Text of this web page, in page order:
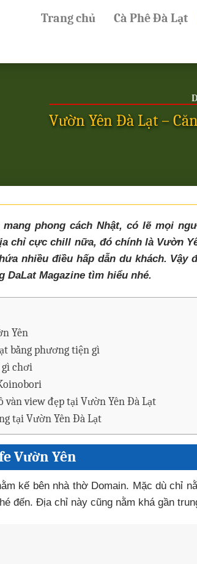
Trang chủ Cà Phê Đà Lạt
Vườn Yên Đà Lạt –
mang phong cách Nhật, có lẽ mọi
chỉ cực chill nữa, đó chính là Vườn
nhiều điều hấp dẫn du khách. Vậy
DaLat Magazine tìm hiểu nhé.
Yên
bằng phương tiện gì
gì chơi
vàn view đẹp tại Vườn Yên Đà Lạt
tại Vườn Yên Đà Lạt
Vườn Yên
kế bên nhà thờ Domain. Mặc dù chỉ
đến. Địa chỉ này cũng nằm khá gần